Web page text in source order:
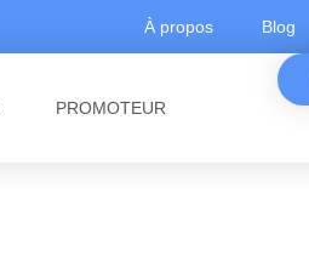
À propos Blog
PROMOTEUR